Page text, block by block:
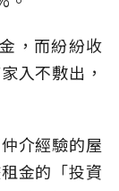
，而紛紛收
入不敷出，
介經驗的屋
金的「投資